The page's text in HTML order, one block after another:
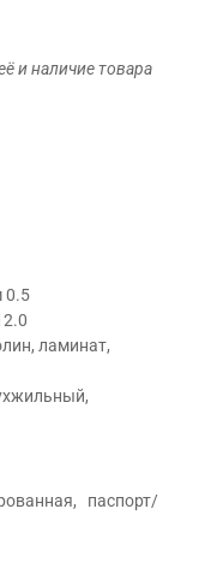
и наличие товара
0.5
ламинат,
паспорт/